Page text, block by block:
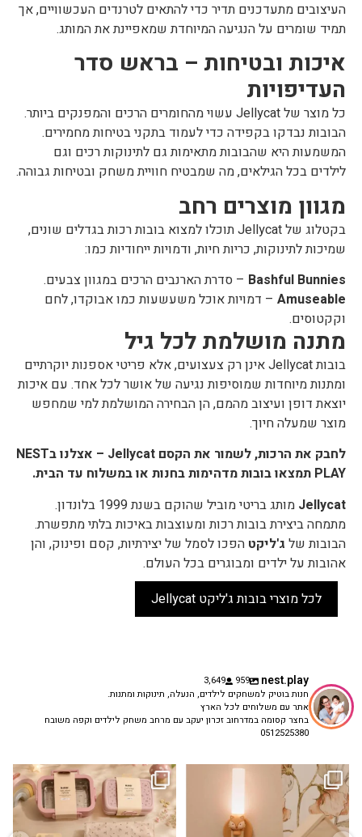
העיצובים מתעדכנים תדיר כדי להתאים לטרנדים העכשוויים, אך
תמיד שומרים על הנגיעה המיוחדת שמאפיינת את המותג.
איכות ובטיחות – בראש סדר
העדיפויות
כל מוצר של Jellycat עשוי מהחומרים הרכים והמפנקים ביותר.
הבובות נבדקו בקפידה כדי לעמוד בתקני בטיחות מחמירים.
המשמעות היא שהבובות מתאימות גם לתינוקות רכים וגם
לילדים בכל הגילאים, מה שמבטיח חוויית משחק ובטיחות גבוהה.
מגוון מוצרים רחב
בקטלוג של Jellycat תוכלו למצוא בובות רכות בגדלים שונים,
שמיכות לתינוקות, כריות חיות, ודמויות ייחודיות כמו:
Bashful Bunnies – סדרת הארנבים הרכים במגוון צבעים.
Amuseable – דמויות אוכל משעשעות כמו אבוקדו, לחם
וקקטוסים.
מתנה מושלמת לכל גיל
בובות Jellycat אינן רק צעצועים, אלא פריטי אספנות יוקרתיים
ומתנות מיוחדות שמוסיפות נגיעה של אושר לכל אחד. עם איכות
יוצאת דופן ועיצוב מהמם, הן הבחירה המושלמת למי שמחפש
מוצר שמעלה חיוך.
לחבק את הרכות, לשמור את הקסם Jellycat – אצלנו בNEST
PLAY תמצאו בובות מדהימות בחנות או במשלוח עד הבית.
Jellycat
מותג בריטי מוביל שהוקם בשנת 1999 בלונדון.
מתמחה ביצירת בובות רכות ומעוצבות באיכות בלתי מתפשרת.
הבובות של ג'ליקט הפכו לסמל של יצירתיות, קסם ופינוק, והן
אהובות על ילדים ומבוגרים בכל העולם.
לכל מוצרי בובות ג'ליקט Jellycat
nest.play
959
3,649
חנות בוטיק למשחקים לילדים, הנעלה, תינוקות ומתנות.
אתר עם משלוחים לכל הארץ
בחצר קסומה במדרחוב זכרון יעקב עם מרחב משחק לילדים וקפה משובח
0512525380
✨ חוזרים למסגרת בסטייל! ✨
הקולקציה החדשה...
9 4
גם פריט עיצובי לחדר, גם מנורת לילה
...
3 0